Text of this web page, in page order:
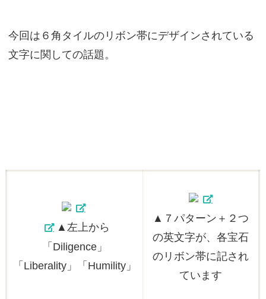
今回は６角タイルのリボン帯にデザインされている
文字に関しての話題。
▲左上から
「Diligence」
「Liberality」「Humility」
▲７パターン＋２つ
の英文字が、各宝石
のリボン帯に記され
ています